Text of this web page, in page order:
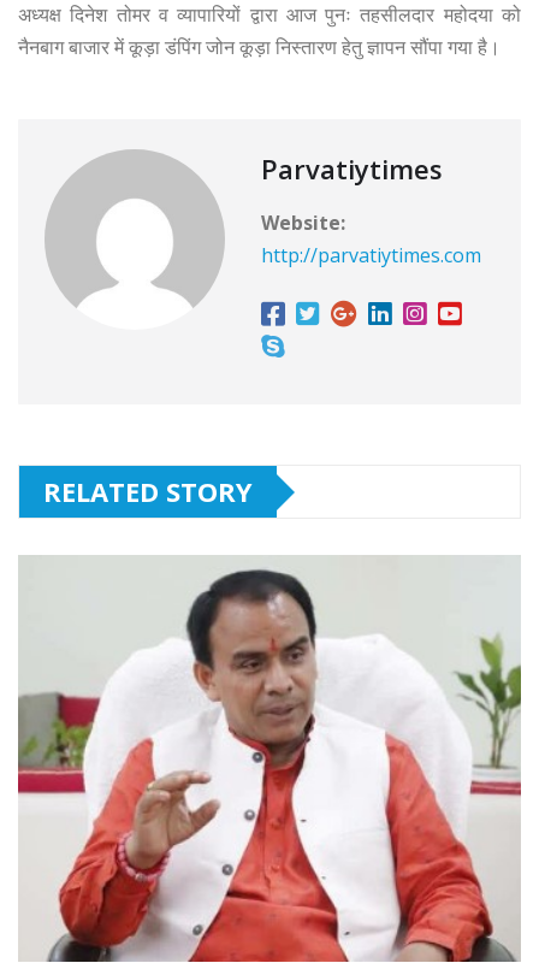
अध्यक्ष दिनेश तोमर व व्यापारियों द्वारा आज पुनः तहसीलदार महोदया को
नैनबाग बाजार में कूड़ा डंपिंग जोन कूड़ा निस्तारण हेतु ज्ञापन सौंपा गया है।
Parvatiytimes
Website:
http://parvatiytimes.com
RELATED STORY